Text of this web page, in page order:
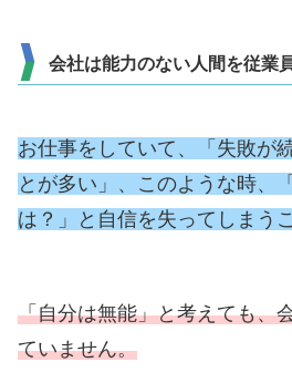
会社は能力のない人間を従業
お仕事をしていて、「失敗が
とが多い」、このような時、
は？」と自信を失ってしまう
「自分は無能」と考えても、
ていません。